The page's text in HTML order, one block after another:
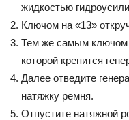
жидкостью
Ключом на «13»
Тем же самым ключом
которой крепится
Далее отведите
натяжку ремня.
Отпустите натяжной